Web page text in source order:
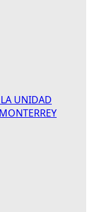
LA UNIDAD